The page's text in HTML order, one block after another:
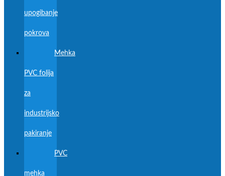
upogibanje
pokrova
Mehka
PVC folija
za
industrijsko
pakiranje
PVC
mehka